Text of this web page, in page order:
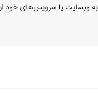
وبسایت یا سرویس‌های خود